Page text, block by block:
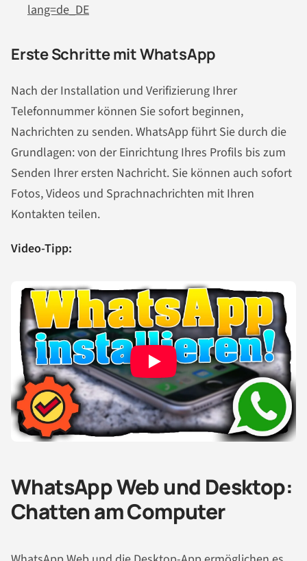
lang=de_DE
Erste Schritte mit WhatsApp
Nach der Installation und Verifizierung Ihrer
Telefonnummer können Sie sofort beginnen,
Nachrichten zu senden. WhatsApp führt Sie durch die
Grundlagen: von der Einrichtung Ihres Profils bis zum
Senden Ihrer ersten Nachricht. Sie können auch sofort
Fotos, Videos und Sprachnachrichten mit Ihren
Kontakten teilen.
Video-Tipp:
WhatsApp Web und Desktop:
Chatten am Computer